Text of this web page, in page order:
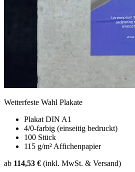
Wetterfeste Wahl Plakate
Plakat DIN A1
4/0-farbig (einseitig bedruckt)
100 Stück
115 g/m² Affichenpapier
ab 114,53 € (inkl. MwSt. & Versand)